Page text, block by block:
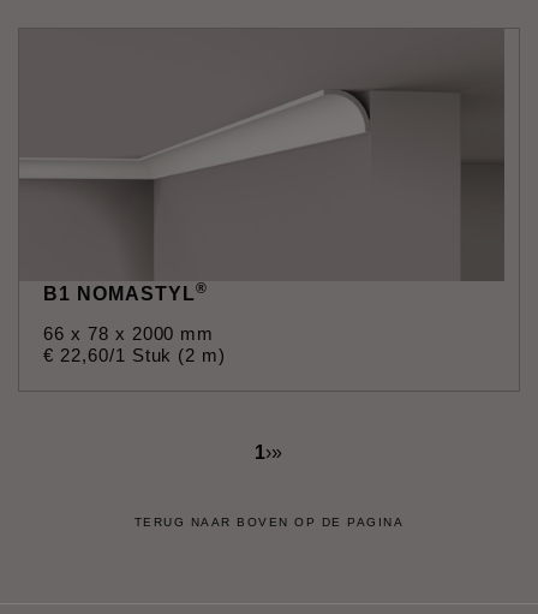
B1 NOMASTYL®
66 x 78 x 2000 mm
€ 22,60/1 Stuk (2 m)
1›»
TERUG NAAR BOVEN OP DE PAGINA